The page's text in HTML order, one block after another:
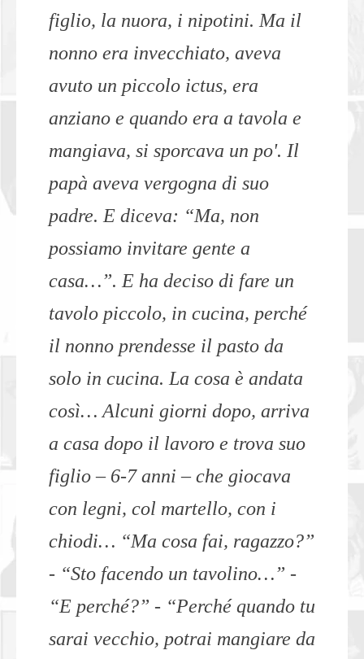
figlio, la nuora, i nipotini. Ma il
nonno era invecchiato, aveva
avuto un piccolo ictus, era
anziano e quando era a tavola e
mangiava, si sporcava un po'. Il
papà aveva vergogna di suo
padre. E diceva: “Ma, non
possiamo invitare gente a
casa…”. E ha deciso di fare un
tavolo piccolo, in cucina, perché
il nonno prendesse il pasto da
solo in cucina. La cosa è andata
così… Alcuni giorni dopo, arriva
a casa dopo il lavoro e trova suo
figlio – 6-7 anni – che giocava
con legni, col martello, con i
chiodi… “Ma cosa fai, ragazzo?”
- “Sto facendo un tavolino…” -
“E perché?” - “Perché quando tu
sarai vecchio, potrai mangiare da